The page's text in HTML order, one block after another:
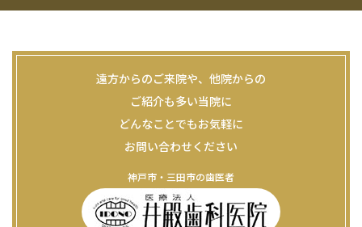
遠方からのご来院や、他院からの
ご紹介も多い当院に
どんなことでもお気軽に
お問い合わせください
神戸市・三田市の歯医者